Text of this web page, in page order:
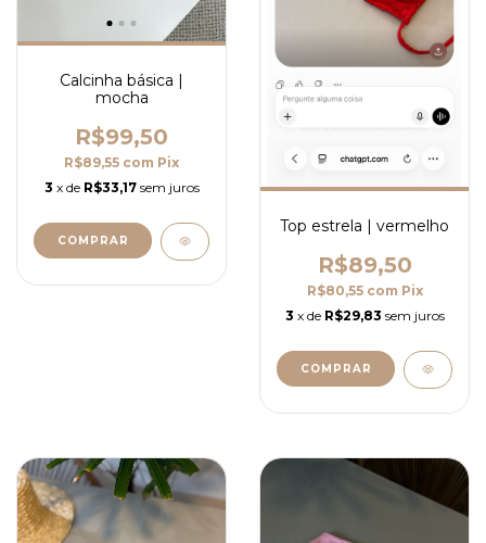
Calcinha básica |
mocha
R$99,50
R$89,55 com Pix
3 x de R$33,17 sem juros
COMPRAR
Top estrela | vermelho
R$89,50
R$80,55 com Pix
3 x de R$29,83 sem juros
COMPRAR